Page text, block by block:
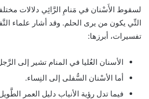
لسقوط الأَسْنان في مَنامِ الرَّائِي دلالات
التِّي يكون من يرى الحلم. وقد أشار علماء
تفسيرات، أبرزها:
الأسنان العُليا في المنام تشير إلى
أما الأسْنان السُّفلى إلى النِساء.
فيما تدل رؤية الأنياب دليل العمر